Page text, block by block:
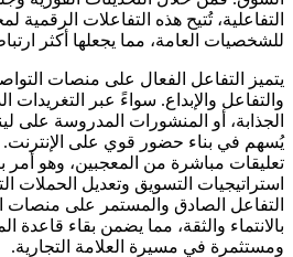
التفاعلية، تُتيح هذه التفاعلات
للشخصيات العامة، مما يجعلها أكثر
يتميز التفاعل الفعال على منصات
والتفاعل والإبداع. سواءً عبر
الجذابة، أو المنشورات المدروسة على
يُسهم في بناء حضور قوي على الإنترنت.
تعليقات مباشرة من المعجبين، وهو أمر
استراتيجيات التسويق وتعديل الحملات
التفاعل الصادق والمستمر على منصات
بالانتماء والثقة، مما يضمن بقاء قاعدة
ومستثمرة في مسيرة العلامة التجارية.